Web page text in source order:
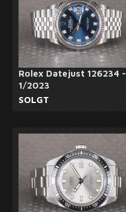
Rolex Datejust 126234 -
1/2023
SOLGT